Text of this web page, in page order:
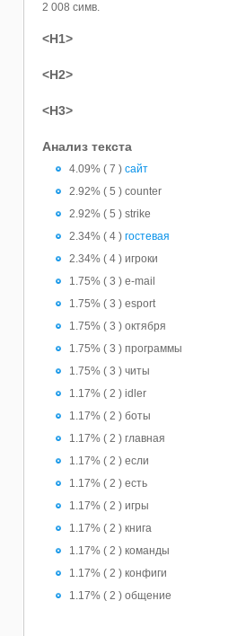
2 008 симв.
<H1>
<H2>
<H3>
Анализ текста
4.09% ( 7 ) сайт
2.92% ( 5 ) counter
2.92% ( 5 ) strike
2.34% ( 4 ) гостевая
2.34% ( 4 ) игроки
1.75% ( 3 ) e-mail
1.75% ( 3 ) esport
1.75% ( 3 ) октября
1.75% ( 3 ) программы
1.75% ( 3 ) читы
1.17% ( 2 ) idler
1.17% ( 2 ) боты
1.17% ( 2 ) главная
1.17% ( 2 ) если
1.17% ( 2 ) есть
1.17% ( 2 ) игры
1.17% ( 2 ) книга
1.17% ( 2 ) команды
1.17% ( 2 ) конфиги
1.17% ( 2 ) общение